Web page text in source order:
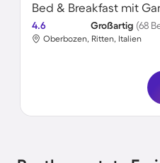
4.6 Großartig (68
Oberbozen, Ritten, Italien